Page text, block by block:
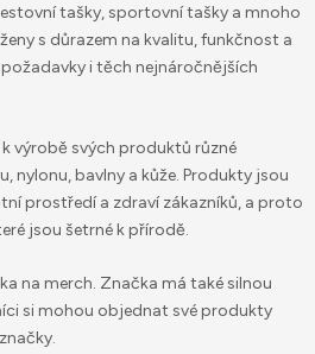
tašky, sportovní tašky a mnoho
s důrazem na kvalitu, funkčnost a
i těch nejnáročnějších
výrobě svých produktů různé
nylonu, bavlny a kůže. Produkty jsou
prostředí a zdraví zákazníků, a proto
jsou šetrné k přírodě.
na merch. Značka má také silnou
si mohou objednat své produkty